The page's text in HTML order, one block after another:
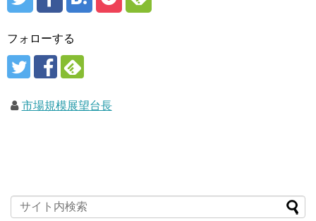
フォローする
市場規模展望台長